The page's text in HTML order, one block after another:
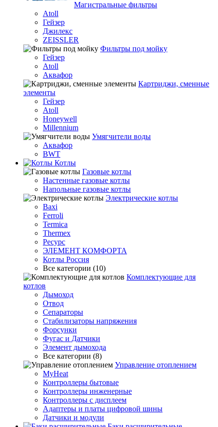
Магистральные фильтры
Atoll
Гейзер
Джилекс
ZEISSLER
Фильтры под мойку
Гейзер
Atoll
Аквафор
Картриджи, сменные
элементы
Гейзер
Atoll
Honeywell
Millennium
Умягчители воды
Аквафор
BWT
Котлы
Гaзовые котлы
Настенные газовые котлы
Напольные газовые котлы
Электрические котлы
Baxi
Ferroli
Termica
Thermex
Ресурс
ЭЛЕМЕНТ КОМФОРТА
Котлы Россия
Все категории (10)
Комплектующие для
котлов
Дымоход
Отвод
Сепараторы
Стабилизаторы напряжения
Форсунки
Фугас и Датчики
Элемент дымохода
Все категории (8)
Управление отоплением
MyHeat
Контроллеры бытовые
Контроллеры инженерные
Контроллеры с дисплеем
Адаптеры и платы цифровой шины
Датчики и модули